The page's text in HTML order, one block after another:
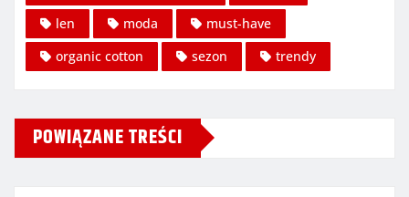
len
moda
must-have
organic cotton
sezon trendy
POWIĄZANE TREŚCI